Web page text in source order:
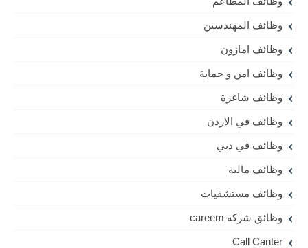
وظائف المهندسين
وظائف امازون
وظائف امن و حماية
وظائف شاغرة
وظائف في الاردن
وظائف في دبي
وظائف مالية
وظائف مستشفيات
وظائق شركة careem
Call Canter